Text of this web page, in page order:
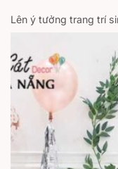
Lên ý tưởng trang trí